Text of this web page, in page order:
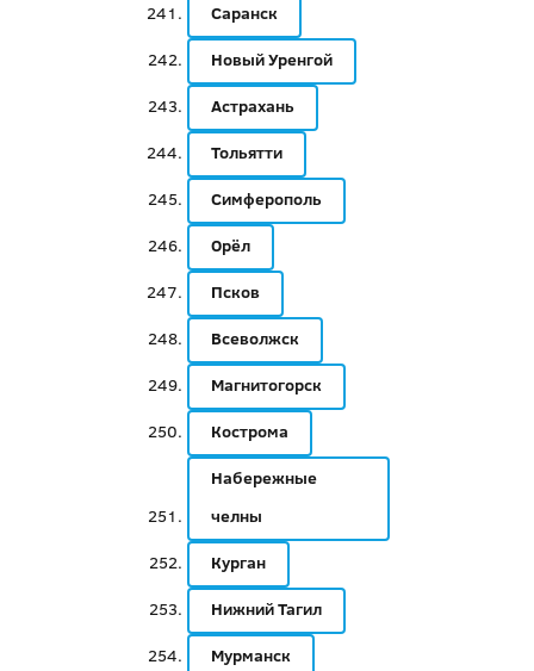
Саранск
Новый Уренгой
Астрахань
Тольятти
Симферополь
Орёл
Псков
Всеволжск
Магнитогорск
Кострома
Набережные
челны
Курган
Нижний Тагил
Мурманск